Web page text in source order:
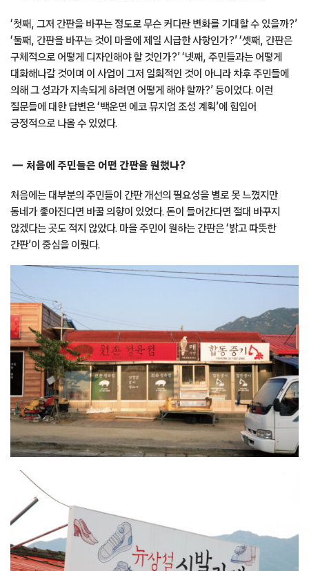
‘첫째, 그저 간판을 바꾸는 정도로 무슨 커다란 변화를 기대할 수 있을까?’
‘둘째, 간판을 바꾸는 것이 마을에 제일 시급한 사항인가?’ ‘셋째, 간판은
구체적으로 어떻게 디자인해야 할 것인가?’ ‘넷째, 주민들과는 어떻게
대화해나갈 것이며 이 사업이 그저 일회적인 것이 아니라 차후 주민들에
의해 그 성과가 지속되게 하려면 어떻게 해야 할까?’ 등이었다. 이런
질문들에 대한 답변은 ‘백운면 에코 뮤지엄 조성 계획’에 힘입어
긍정적으로 나올 수 있었다.
처음에 주민들은 어떤 간판을 원했나?
처음에는 대부분의 주민들이 간판 개선의 필요성을 별로 못 느꼈지만
동네가 좋아진다면 바꿀 의향이 있었다. 돈이 들어간다면 절대 바꾸지
않겠다는 곳도 적지 않았다. 마을 주민이 원하는 간판은 ‘밝고 따뜻한
간판’이 중심을 이뤘다.